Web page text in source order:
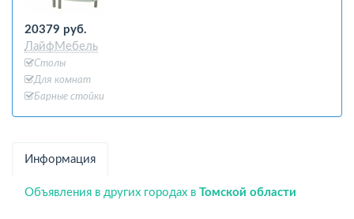
20379 руб.
ЛайфМебель
Столы
Для комнат
Барные стойки
Информация
Объявления в других городах в Томской области